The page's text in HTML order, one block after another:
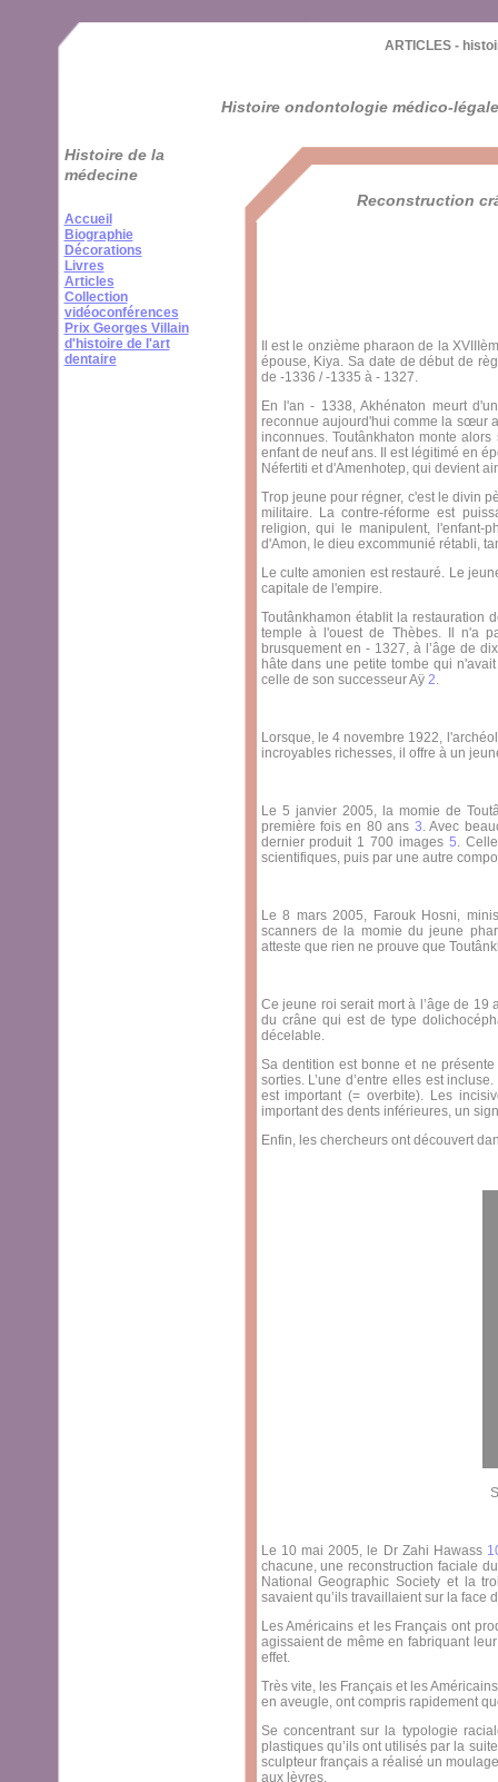
ARTICLES -
Histoire ondontologie médico-
Histoire de la
médecine
Accueil
Biographie
Décorations
Livres
Articles
Collection
vidéoconférences
Prix Georges Villain
d'histoire de l'art
dentaire
Reconstruction
Il est le onzième pharaon de la
épouse, Kiya. Sa date de début de
de -1336 / -1335 à - 1327.
En l'an - 1338, Akhénaton meurt
reconnue aujourd'hui comme la sœur
inconnues. Toutânkhaton monte
enfant de neuf ans. Il est légitimé en
Néfertiti et d'Amenhotep, qui devient
Trop jeune pour régner, c'est le divin
militaire. La contre-réforme est
religion, qui le manipulent, l'enfant-
d'Amon, le dieu excommunié rétabli,
Le culte amonien est restauré. Le
capitale de l'empire.
Toutânkhamon établit la restauration
temple à l'ouest de Thèbes. Il n'a
brusquement en - 1327, à l’âge de
hâte dans une petite tombe qui
celle de son successeur Aÿ2
Lorsque, le 4 novembre 1922,
incroyables richesses, il offre à un
Le 5 janvier 2005, la momie de
première fois en 80 ans 3 . Avec
dernier produit 1 700 images5 .
scientifiques, puis par une autre
Le 8 mars 2005, Farouk Hosni,
scanners de la momie du jeune
atteste que rien ne prouve que
Ce jeune roi serait mort à l’âge de 19
du crâne qui est de type
décelable.
Sa dentition est bonne et ne
sorties. L’une d’entre elles est
est important (= overbite). Les
important des dents inférieures, un
Enfin, les chercheurs ont découvert
Le 10 mai 2005, le Dr Zahi Hawass
chacune, une reconstruction faciale
National Geographic Society et la
savaient qu’ils travaillaient sur la face
Les Américains et les Français ont
agissaient de même en fabriquant
effet.
Très vite, les Français et les
en aveugle, ont compris rapidement
Se concentrant sur la typologie
plastiques qu’ils ont utilisés par la
sculpteur français a réalisé un
aux lèvres.